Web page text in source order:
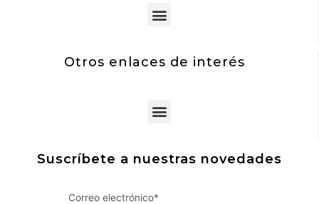
Menu
Otros enlaces de interés
Menu
Suscríbete a nuestras novedades
Correo electrónico*